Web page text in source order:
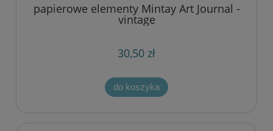
papierowe elementy Mintay Art Journal -
vintage
30,50 zł
do koszyka